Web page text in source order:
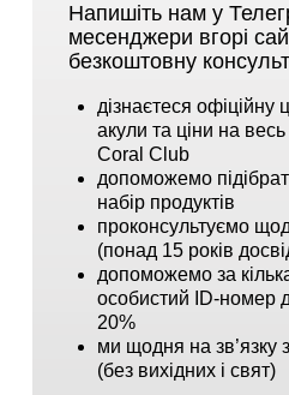
Напишіть нам у
месенджери вгорі
безкоштовну
дізнаєтеся офіційну
акули та ціни на
Coral Club
допоможемо
набір продуктів
проконсультуємо
(понад 15 років
допоможемо за
особистий ID-номер
20%
ми щодня на зв’язку
(без вихідних і свят)